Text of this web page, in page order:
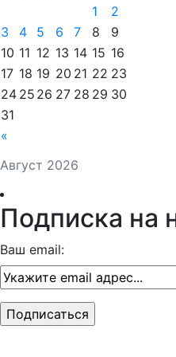
Август 2026
«
1
2
3
4 5 6 7 8
9
10 11 12 13 14 15 16
17 18 19 20 21 22 23
24 25 26 27 28 29 30
31
Подписка на
Ваш email: